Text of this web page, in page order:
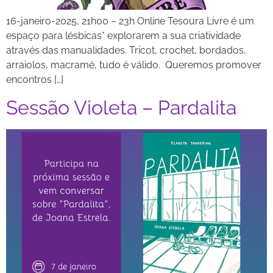
16-janeiro-2025, 21h00 – 23h Online Tesoura Livre é um
espaço para lésbicas* explorarem a sua criatividade
através das manualidades. Tricot, crochet, bordados,
arraiolos, macramé, tudo é válido. Queremos promover
encontros […]
Sessão Violeta – Pardalita